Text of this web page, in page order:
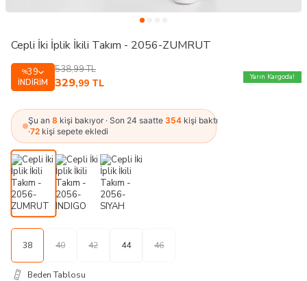
Cepli İki İplik İkili Takım - 2056-ZUMRUT
%39
İNDIRIM
538,99TL
329,99 TL
Yarın Kargoda!
Şu an 8 kişi bakıyor · Son 24 saatte 354 kişi baktı
·72 kişi sepete ekledi
38 40 42 44 46
Beden Tablosu